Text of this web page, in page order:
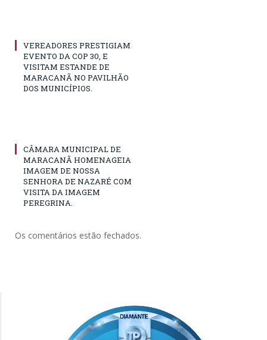
VEREADORES PRESTIGIAM
EVENTO DA COP 30, E
VISITAM ESTANDE DE
MARACANÃ NO PAVILHÃO
DOS MUNICÍPIOS.
CÂMARA MUNICIPAL DE
MARACANÃ HOMENAGEIA
IMAGEM DE NOSSA
SENHORA DE NAZARÉ COM
VISITA DA IMAGEM
PEREGRINA.
Os comentários estão fechados.